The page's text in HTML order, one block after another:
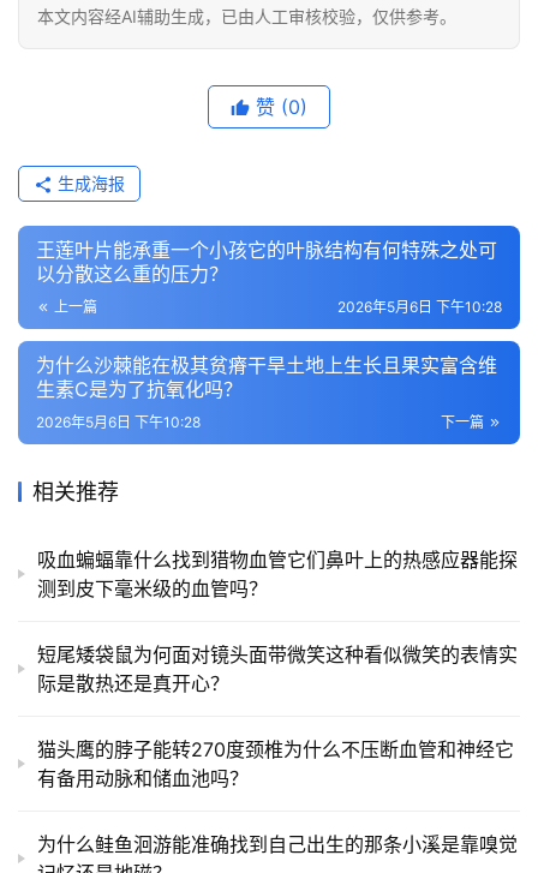
本文内容经AI辅助生成，已由人工审核校验，仅供参考。
赞 (0)
生成海报
王莲叶片能承重一个小孩它的叶脉结构有何特殊之处可
以分散这么重的压力？
上一篇 2026年5月6日 下午10:28
为什么沙棘能在极其贫瘠干旱土地上生长且果实富含维
生素C是为了抗氧化吗？
下一篇
2026年5月6日 下午10:28
相关推荐
吸血蝙蝠靠什么找到猎物血管它们鼻叶上的热感应器能探
测到皮下毫米级的血管吗？
短尾矮袋鼠为何面对镜头面带微笑这种看似微笑的表情实
际是散热还是真开心？
猫头鹰的脖子能转270度颈椎为什么不压断血管和神经它
有备用动脉和储血池吗？
为什么鲑鱼洄游能准确找到自己出生的那条小溪是靠嗅觉